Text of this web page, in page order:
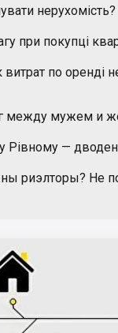
нерухомість?
при покупці
по оренді
между мужем и
Рівному —
риэлторы? Не